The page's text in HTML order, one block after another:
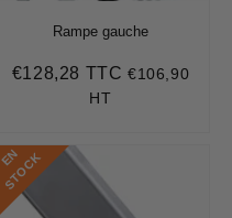
Rampe gauche
Prix
€128,28 TTC €128,28
€106,90
HT
E
N
S
T
O
C
K